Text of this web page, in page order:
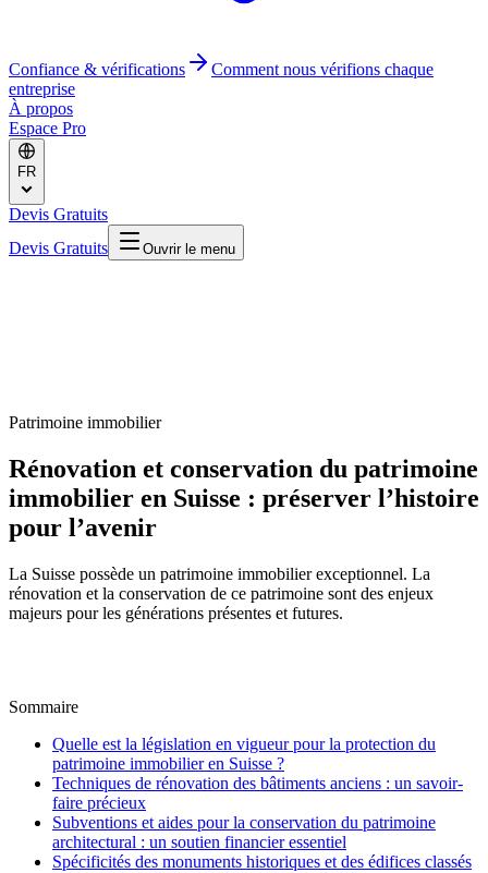
Confiance & vérifications
Comment nous vérifions chaque
entreprise
À propos
Espace Pro
FR
Devis Gratuits
Devis Gratuits
Ouvrir le menu
Patrimoine immobilier
Rénovation et conservation du patrimoine
immobilier en Suisse : préserver l’histoire
pour l’avenir
La Suisse possède un patrimoine immobilier exceptionnel. La
rénovation et la conservation de ce patrimoine sont des enjeux
majeurs pour les générations présentes et futures.
Sommaire
Quelle est la législation en vigueur pour la protection du
patrimoine immobilier en Suisse ?
Techniques de rénovation des bâtiments anciens : un savoir-
faire précieux
Subventions et aides pour la conservation du patrimoine
architectural : un soutien financier essentiel
Spécificités des monuments historiques et des édifices classés